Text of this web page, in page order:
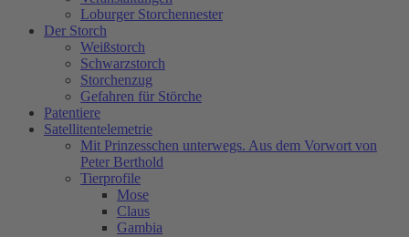
Loburger Storchennester
Der Storch
Weißstorch
Schwarzstorch
Storchenzug
Gefahren für Störche
Patentiere
Satellitentelemetrie
Mit Prinzesschen unterwegs. Aus dem Vorwort von
Peter Berthold
Tierprofile
Mose
Claus
Gambia